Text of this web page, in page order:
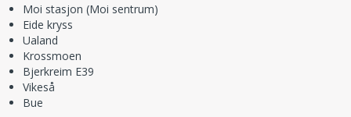
Moi stasjon (Moi sentrum)
Eide kryss
Ualand
Krossmoen
Bjerkreim E39
Vikeså
Bue